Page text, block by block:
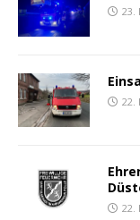
23.
22.
22.